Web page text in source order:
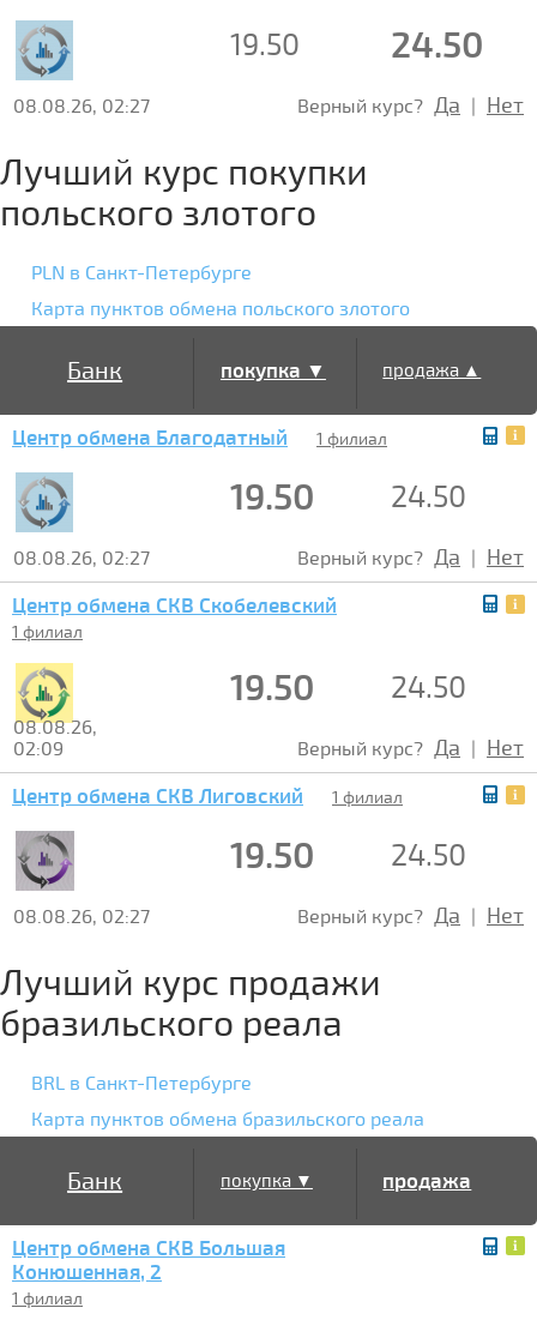
19.50 24.50
08.08.26, 02:27 Верный курс? Да | Нет
Лучший курс покупки
польского злотого
PLN в Санкт-Петербурге
Карта пунктов обмена польского злотого
Банк покупка ▼ продажа ▲
Центр обмена Благодатный 1 филиал
19.50 24.50
08.08.26, 02:27 Верный курс? Да | Нет
Центр обмена СКВ Скобелевский
1 филиал
19.50 24.50
08.08.26,
02:09
Верный курс? Да | Нет
Центр обмена СКВ Лиговский 1 филиал
19.50 24.50
08.08.26, 02:27 Верный курс? Да | Нет
Лучший курс продажи
бразильского реала
BRL в Санкт-Петербурге
Карта пунктов обмена бразильского реала
Банк покупка ▼ продажа
Центр обмена СКВ Большая
Конюшенная, 2
1 филиал